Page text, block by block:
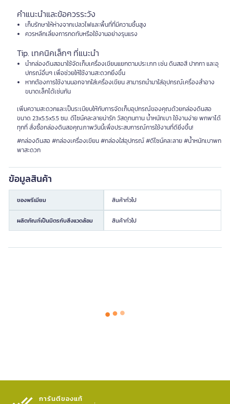
คำแนะนำและข้อควรระวัง
เก็บรักษาให้ห่างจากเปลวไฟและพื้นที่ที่มีความชื้นสูง
ควรหลีกเลี่ยงการกดทับหรือใช้งานอย่างรุนแรง
Tip. เทคนิคเล็กๆ ที่แนะนำ
นำกล่องดินสอมาใช้จัดเก็บเครื่องเขียนแยกตามประเภท เช่น ดินสอสี ปากกา และอุ
ปกรณ์อื่นๆ เพื่อช่วยให้ใช้งานสะดวกยิ่งขึ้น
หากต้องการใช้งานนอกจากใส่เครื่องเขียน สามารถนำมาใส่อุปกรณ์เครื่องสำอาง
ขนาดเล็กได้เช่นกัน
เพิ่มความสะดวกและเป็นระเบียบให้กับการจัดเก็บอุปกรณ์ของคุณด้วยกล่องดินสอ
ขนาด 23x5.5x5.5 ซม. ดีไซน์คละลายน่ารัก วัสดุทนทาน น้ำหนักเบา ใช้งานง่าย พกพาได้
ทุกที่ สั่งซื้อกล่องดินสอคุณภาพวันนี้เพื่อประสบการณ์การใช้งานที่ดียิ่งขึ้น!
#กล่องดินสอ #กล่องเครื่องเขียน #กล่องใส่อุปกรณ์ #ดีไซน์คละลาย #น้ำหนักเบาพก
พาสะดวก
ข้อมูลสินค้า
ของพรีเมียม สินค้าทั่วไป
ผลิตภัณฑ์เป็นมิตรกับสิ่งแวดล้อม สินค้าทั่วไป
การันตีของแท้